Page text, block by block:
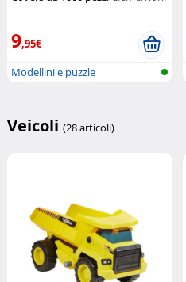
9,95€
Modellini e puzzle
Veicoli (28 articoli)